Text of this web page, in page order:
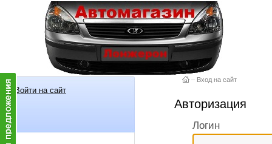
Войти на сайт
– Вход на сайт
Авторизация
Логин